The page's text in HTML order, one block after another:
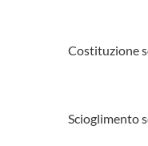
Costituzione
Scioglimento